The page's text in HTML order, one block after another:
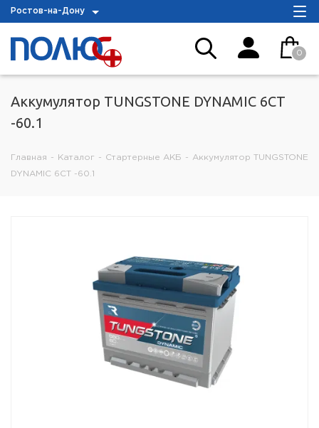
Ростов-на-Дону
0
Аккумулятор TUNGSTONE DYNAMIC 6СТ
-60.1
Главная - Каталог - Стартерные АКБ - Аккумулятор TUNGSTONE
DYNAMIC 6СТ -60.1